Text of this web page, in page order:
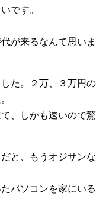
です。
が来るなんて思いま
た。２万、３万円の
、しかも速いので驚
と、もうオジサンな
パソコンを家にいる